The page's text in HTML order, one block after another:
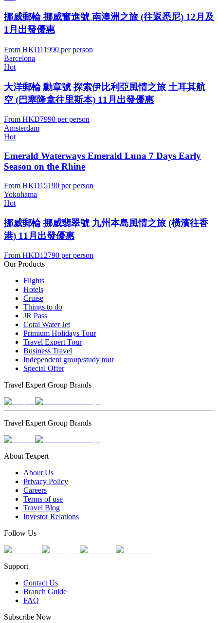
挪威郵輪 挪威奮進號 南澳洲之旅 (往返悉尼) 12月及
1月出發優惠
From HKD11990 per person
Barcelona
Hot
大洋郵輪 勳章號 探索伊比利亞風情之旅 土耳其航
空 (巴塞隆拿往里斯本) 11月出發優惠
From HKD7990 per person
Amsterdam
Hot
Emerald Waterways Emerald Luna 7 Days Early
Season on the Rhine
From HKD15190 per person
Yokohama
Hot
挪威郵輪 挪威翡翠號 九州本島風情之旅 (橫濱往香
港) 11月出發優惠
From HKD12790 per person
Our Products
Flights
Hotels
Cruise
Things to do
JR Pass
Cotai Water Jet
Primium Holidays Tour
Travel Expert Tour
Business Travel
Independent group/study tour
Special Offer
Travel Expert Group Brands
Travel Expert Group Brands
About Texpert
About Us
Privacy Policy
Careers
Terms of use
Travel Blog
Investor Relations
Follow Us
Support
Contact Us
Branch Guide
FAQ
Subscribe Now